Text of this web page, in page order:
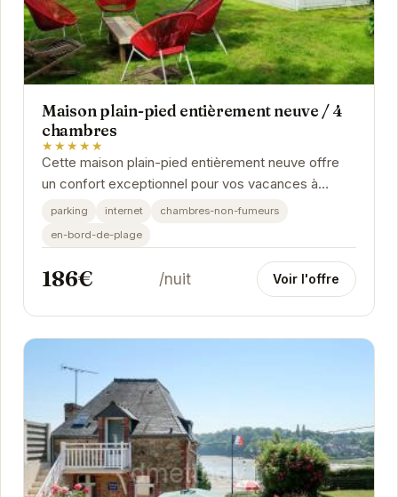
Maison plain-pied entièrement neuve / 4
chambres
★★★★★
Cette maison plain-pied entièrement neuve offre
un confort exceptionnel pour vos vacances à
Saint-Cast-le-Guildo. Ses quatre chambres
parking internet
chambres-non-fumeurs
en-bord-de-plage
186€ /nuit Voir l'offre